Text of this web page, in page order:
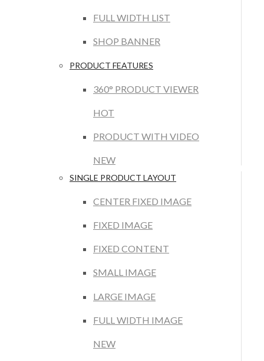
FULL WIDTH LIST
SHOP BANNER
PRODUCT FEATURES
360° PRODUCT VIEWER
HOT
PRODUCT WITH VIDEO
NEW
SINGLE PRODUCT LAYOUT
CENTER FIXED IMAGE
FIXED IMAGE
FIXED CONTENT
SMALL IMAGE
LARGE IMAGE
FULL WIDTH IMAGE
NEW